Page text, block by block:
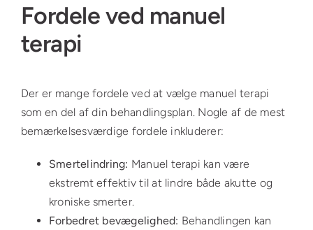
Fordele ved manuel
terapi
Der er mange fordele ved at vælge manuel terapi
som en del af din behandlingsplan. Nogle af de mest
bemærkelsesværdige fordele inkluderer:
Smertelindring: Manuel terapi kan være
ekstremt effektiv til at lindre både akutte og
kroniske smerter.
Forbedret bevægelighed: Behandlingen kan